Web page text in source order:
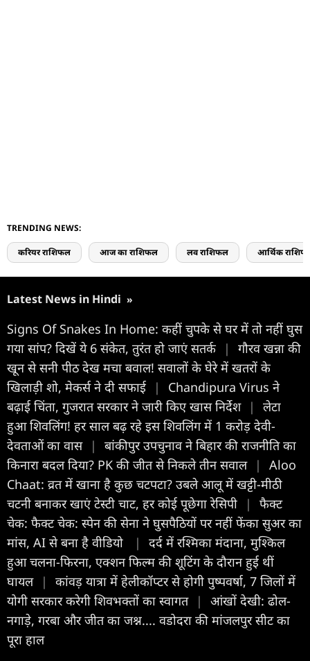
TRENDING NEWS:
करियर राशिफल आज का राशिफल लव राशिफल आर्थिक
Latest News in Hindi »
Signs Of Snakes In Home: कहीं चुपके से घर में तो नहीं घुस
गया सांप? दिखें ये 6 संकेत, तुरंत हो जाएं सतर्क
|
गौरव खन्ना की
खून से सनी पीठ देख मचा बवाल! सवालों के घेरे में खतरों के
खिलाड़ी शो, मेकर्स ने दी सफाई
|
Chandipura Virus ने
बढ़ाई चिंता, गुजरात सरकार ने जारी किए खास निर्देश |
लेटा
हुआ शिवलिंग! हर साल बढ़ रहे इस शिवलिंग में 1 करोड़ देवी-
देवताओं का वास |
बांकीपुर उपचुनाव ने बिहार की राजनीति का
किनारा बदल दिया? PK की जीत से निकले तीन सवाल |
Aloo
Chaat: व्रत में खाना है कुछ चटपटा? उबले आलू में खट्टी-मीठी
चटनी बनाकर खाएं टेस्टी चाट, हर कोई पूछेगा रेसिपी
|
फैक्ट
चेक: फैक्ट चेक: स्पेन की सेना ने घुसपैठियों पर नहीं फेंका सुअर का
मांस, AI से बना है वीडियो
|
दर्द में रश्मिका मंदाना, मुश्किल
हुआ चलना-फिरना, एक्शन फिल्म की शूटिंग के दौरान हुई थीं
घायल |
कांवड़ यात्रा में हेलीकॉप्टर से होगी पुष्पवर्षा, 7 जिलों में
योगी सरकार करेगी शिवभक्तों का स्वागत |
आंखों देखी: ढोल-
नगाड़े, गरबा और जीत का जश्न.... वडोदरा की मांजलपुर सीट का
पूरा हाल